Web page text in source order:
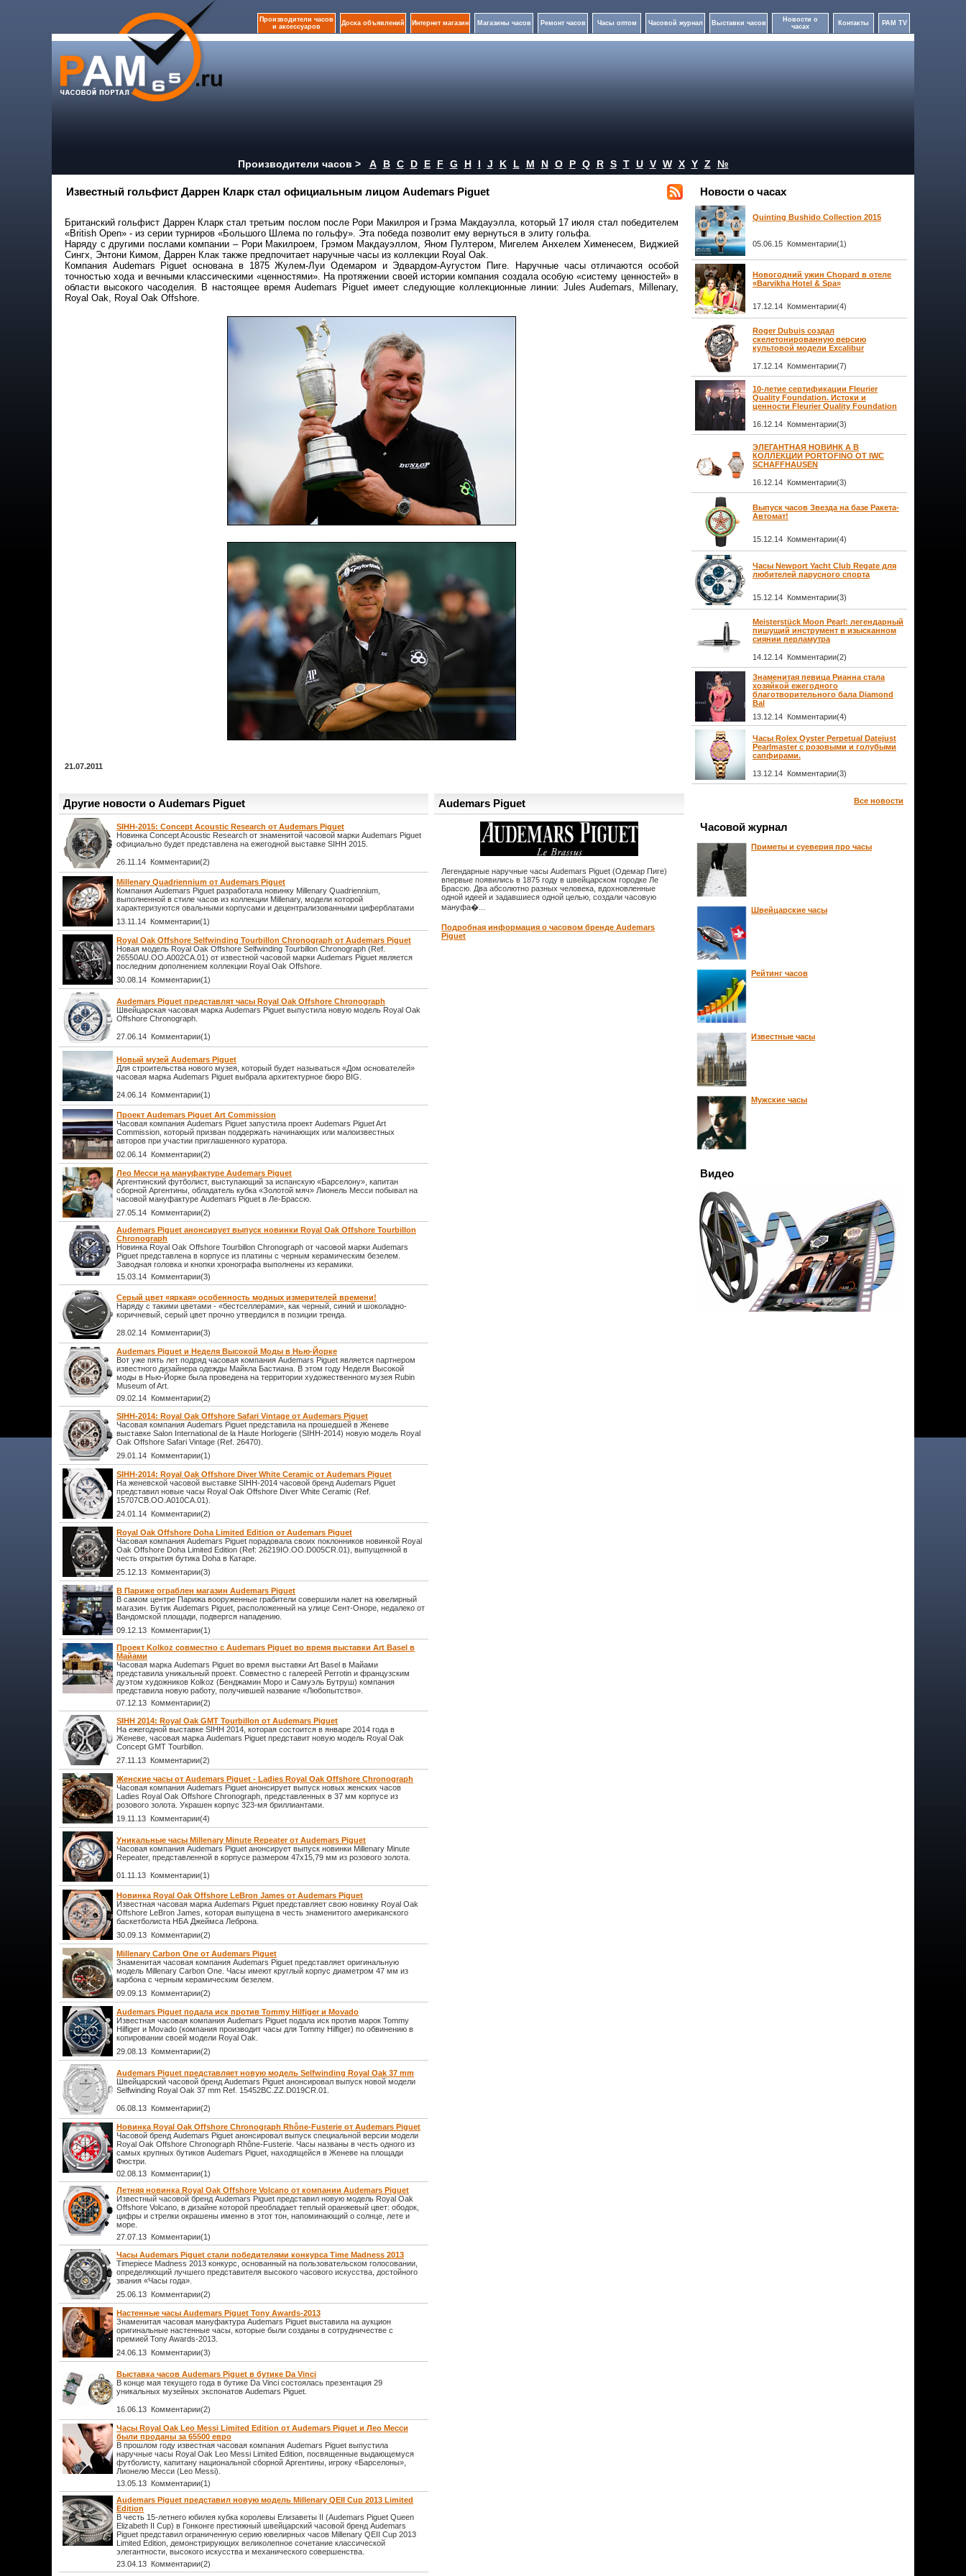
Производители часов
и аксессуаров
Доска объявлений Интернет магазин Магазины часов Ремонт часов Часы оптом Часовой журнал Выставки часов
Новости о
часах
Контакты PAM TV
Производители часов > A B C D E F G H I J K L M N O P Q R S T U V W X Y Z №
Известный гольфист Даррен Кларк стал официальным лицом Audemars Piguet
Британский гольфист Даррен Кларк стал третьим послом после Рори Макилроя и Грэма Макдауэлла, который 17 июля стал победителем
«British Open» - из серии турниров «Большого Шлема по гольфу». Эта победа позволит ему вернуться в элиту гольфа.
Наряду с другими послами компании – Рори Макилроем, Грэмом Макдауэллом, Яном Пултером, Мигелем Анхелем Хименесем, Виджией
Сингх, Энтони Кимом, Даррен Клак также предпочитает наручные часы из коллекции Royal Oak.
Компания Audemars Piguet основана в 1875 Жулем-Луи Одемаром и Эдвардом-Аугустом Пиге. Наручные часы отличаются особой
точностью хода и вечными классическими «ценностями». На протяжении своей истории компания создала особую «систему ценностей» в
области высокого часоделия. В настоящее время Audemars Piguet имеет следующие коллекционные линии: Jules Audemars, Millenary,
Royal Oak, Royal Oak Offshore.
21.07.2011
Другие новости о Audemars Piguet
SIHH-2015: Concept Acoustic Research от Audemars Piguet
Новинка Concept Acoustic Research от знаменитой часовой марки Audemars Piguet
официально будет представлена на ежегодной выставке SIHH 2015.
26.11.14 Комментарии(2)
Millenary Quadriennium от Audemars Piguet
Компания Audemars Piguet разработала новинку Millenary Quadriennium,
выполненной в стиле часов из коллекции Millenary, модели которой
характеризуются овальными корпусами и децентрализованными циферблатами
13.11.14 Комментарии(1)
Royal Oak Offshore Selfwinding Tourbillon Chronograph от Audemars Piguet
Новая модель Royal Oak Offshore Selfwinding Tourbillon Chronograph (Ref.
26550AU.OO.A002CA.01) от известной часовой марки Audemars Piguet является
последним дополнением коллекции Royal Oak Offshore.
30.08.14 Комментарии(1)
Audemars Piguet представлят часы Royal Oak Offshore Chronograph
Швейцарская часовая марка Audemars Piguet выпустила новую модель Royal Oak
Offshore Chronograph.
27.06.14 Комментарии(1)
Новый музей Audemars Piguet
Для строительства нового музея, который будет называться «Дом основателей»
часовая марка Audemars Piguet выбрала архитектурное бюро BIG.
24.06.14 Комментарии(1)
Проект Audemars Piguet Art Commission
Часовая компания Audemars Piguet запустила проект Audemars Piguet Art
Commission, который призван поддержать начинающих или малоизвестных
авторов при участии приглашенного куратора.
02.06.14 Комментарии(2)
Лео Месси на мануфактуре Audemars Piguet
Аргентинский футболист, выступающий за испанскую «Барселону», капитан
сборной Аргентины, обладатель кубка «Золотой мяч» Лионель Месси побывал на
часовой мануфактуре Audemars Piguet в Ле-Брассю.
27.05.14 Комментарии(2)
Audemars Piguet анонсирует выпуск новинки Royal Oak Offshore Tourbillon
Chronograph
Новинка Royal Oak Offshore Tourbillon Chronograph от часовой марки Audemars
Piguet представлена в корпусе из платины с черным керамическим безелем.
Заводная головка и кнопки хронографа выполнены из керамики.
15.03.14 Комментарии(3)
Серый цвет «яркая» особенность модных измерителей времени!
Наряду с такими цветами - «бестселлерами», как черный, синий и шоколадно-
коричневый, серый цвет прочно утвердился в позиции тренда.
28.02.14 Комментарии(3)
Audemars Piguet и Неделя Высокой Моды в Нью-Йорке
Вот уже пять лет подряд часовая компания Audemars Piguet является партнером
известного дизайнера одежды Майкла Бастиана. В этом году Неделя Высокой
моды в Нью-Йорке была проведена на территории художественного музея Rubin
Museum of Art.
09.02.14 Комментарии(2)
SIHH-2014: Royal Oak Offshore Safari Vintage от Audemars Piguet
Часовая компания Audemars Piguet представила на прошедшей в Женеве
выставке Salon International de la Haute Horlogerie (SIHH-2014) новую модель Royal
Oak Offshore Safari Vintage (Ref. 26470).
29.01.14 Комментарии(1)
SIHH-2014: Royal Oak Offshore Diver White Ceramic от Audemars Piguet
На женевской часовой выставке SIHH-2014 часовой бренд Audemars Piguet
представил новые часы Royal Oak Offshore Diver White Ceramic (Ref.
15707CB.OO.A010CA.01).
24.01.14 Комментарии(2)
Royal Oak Offshore Doha Limited Edition от Audemars Piguet
Часовая компания Audemars Piguet порадовала своих поклонников новинкой Royal
Oak Offshore Doha Limited Edition (Ref: 26219IO.OO.D005CR.01), выпущенной в
честь открытия бутика Doha в Катаре.
25.12.13 Комментарии(3)
В Париже ограблен магазин Audemars Piguet
В самом центре Парижа вооруженные грабители совершили налет на ювелирный
магазин. Бутик Audemars Piguet, расположенный на улице Сент-Оноре, недалеко от
Вандомской площади, подвергся нападению.
09.12.13 Комментарии(1)
Проект Kolkoz совместно с Audemars Piguet во время выставки Art Basel в
Майами
Часовая марка Audemars Piguet во время выставки Art Basel в Майами
представила уникальный проект. Совместно с галереей Perrotin и французским
дуэтом художников Kolkoz (Бенджамин Моро и Самуэль Бутруш) компания
представила новую работу, получившей название «Любопытство».
07.12.13 Комментарии(2)
SIHH 2014: Royal Oak GMT Tourbillon от Audemars Piguet
На ежегодной выставке SIHH 2014, которая состоится в январе 2014 года в
Женеве, часовая марка Audemars Piguet представит новую модель Royal Oak
Concept GMT Tourbillon.
27.11.13 Комментарии(2)
Женские часы от Audemars Piguet - Ladies Royal Oak Offshore Chronograph
Часовая компания Audemars Piguet анонсирует выпуск новых женских часов
Ladies Royal Oak Offshore Chronograph, представленных в 37 мм корпусе из
розового золота. Украшен корпус 323-мя бриллиантами.
19.11.13 Комментарии(4)
Уникальные часы Millenary Minute Repeater от Audemars Piguet
Часовая компания Audemars Piguet анонсирует выпуск новинки Millenary Minute
Repeater, представленной в корпусе размером 47х15,79 мм из розового золота.
01.11.13 Комментарии(1)
Новинка Royal Oak Offshore LeBron James от Audemars Piguet
Известная часовая марка Audemars Piguet представляет свою новинку Royal Oak
Offshore LeBron James, которая выпущена в честь знаменитого американского
баскетболиста НБА Джеймса Леброна.
30.09.13 Комментарии(2)
Millenary Carbon One от Audemars Piguet
Знаменитая часовая компания Audemars Piguet представляет оригинальную
модель Millenary Carbon One. Часы имеют круглый корпус диаметром 47 мм из
карбона с черным керамическим безелем.
09.09.13 Комментарии(2)
Audemars Piguet подала иск против Tommy Hilfiger и Movado
Известная часовая компания Audemars Piguet подала иск против марок Tommy
Hilfiger и Movado (компания производит часы для Tommy Hilfiger) по обвинению в
копировании своей модели Royal Oak.
29.08.13 Комментарии(2)
Audemars Piguet представляет новую модель Selfwinding Royal Oak 37 mm
Швейцарский часовой бренд Audemars Piguet анонсировал выпуск новой модели
Selfwinding Royal Oak 37 mm Ref. 15452BC.ZZ.D019CR.01.
06.08.13 Комментарии(2)
Новинка Royal Oak Offshore Chronograph Rhône-Fusterie от Audemars Piguet
Часовой бренд Audemars Piguet анонсировал выпуск специальной версии модели
Royal Oak Offshore Chronograph Rhône-Fusterie. Часы названы в честь одного из
самых крупных бутиков Audemars Piguet, находящейся в Женеве на площади
Фюстри.
02.08.13 Комментарии(1)
Летняя новинка Royal Oak Offshore Volcano от компании Audemars Piguet
Известный часовой бренд Audemars Piguet представил новую модель Royal Oak
Offshore Volcano, в дизайне которой преобладает теплый оранжевый цвет: ободок,
цифры и стрелки окрашены именно в этот тон, напоминающий о солнце, лете и
море.
27.07.13 Комментарии(1)
Часы Audemars Piguet стали победителями конкурса Time Madness 2013
Timepiece Madness 2013 конкурс, основанный на пользовательском голосовании,
определяющий лучшего представителя высокого часового искусства, достойного
звания «Часы года».
25.06.13 Комментарии(2)
Настенные часы Audemars Piguet Tony Awards-2013
Знаменитая часовая мануфактура Audemars Piguet выставила на аукцион
оригинальные настенные часы, которые были созданы в сотрудничестве с
премией Tony Awards-2013.
24.06.13 Комментарии(3)
Выставка часов Аudemars Piguet в бутике Da Vinci
В конце мая текущего года в бутике Da Vinci состоялась презентация 29
уникальных музейных экспонатов Audemars Piguet.
16.06.13 Комментарии(2)
Часы Royal Oak Leo Messi Limited Edition от Audemars Piguet и Лео Месси
были проданы за 65500 евро
В прошлом году известная часовая компания Audemars Piguet выпустила
наручные часы Royal Oak Leo Messi Limited Edition, посвященные выдающемуся
футболисту, капитану национальной сборной Аргентины, игроку «Барселоны»,
Лионелю Месси (Leo Messi).
13.05.13 Комментарии(1)
Audemars Piguet представил новую модель Millenary QEII Cup 2013 Limited
Edition
В честь 15-летнего юбилея кубка королевы Елизаветы II (Audemars Piguet Queen
Elizabeth II Cup) в Гонконге престижный швейцарский часовой бренд Audemars
Piguet представил ограниченную серию ювелирных часов Millenary QEII Cup 2013
Limited Edition, демонстрирующих великолепное сочетание классической
элегантности, высокого искусства и механического совершенства.
23.04.13 Комментарии(2)
Audemars Piguet
Легендарные наручные часы Audemars Piguet (Одемар Пиге)
впервые появились в 1875 году в швейцарском городке Ле
Брассю. Два абсолютно разных человека, вдохновленные
одной идеей и задавшиеся одной целью, создали часовую
мануфа�...
Подробная информация о часовом бренде Audemars
Piguet
Новости о часах
Quinting Bushido Collection 2015
05.06.15 Комментарии(1)
Новогодний ужин Chopard в отеле
«Barvikha Hotel & Spa»
17.12.14 Комментарии(4)
Roger Dubuis создал
скелетонированную версию
культовой модели Excalibur
17.12.14 Комментарии(7)
10-летие сертификации Fleurier
Quality Foundation. Истоки и
ценности Fleurier Quality Foundation
16.12.14 Комментарии(3)
ЭЛЕГАНТНАЯ НОВИНК А В
КОЛЛЕКЦИИ PORTOFINO ОТ IWC
SCHAFFHAUSEN
16.12.14 Комментарии(3)
Выпуск часов Звезда на базе Ракета-
Автомат!
15.12.14 Комментарии(4)
Часы Newport Yacht Club Regate для
любителей парусного спорта
15.12.14 Комментарии(3)
Meisterstück Moon Pearl: легендарный
пишущий инструмент в изысканном
сиянии перламутра
14.12.14 Комментарии(2)
Знаменитая певица Рианна стала
хозяйкой ежегодного
благотворительного бала Diamond
Bal
13.12.14 Комментарии(4)
Часы Rolex Oyster Perpetual Datejust
Pearlmaster с розовыми и голубыми
сапфирами.
13.12.14 Комментарии(3)
Все новости
Часовой журнал
Приметы и суеверия про часы
Швейцарские часы
Рейтинг часов
Известные часы
Мужские часы
Видео